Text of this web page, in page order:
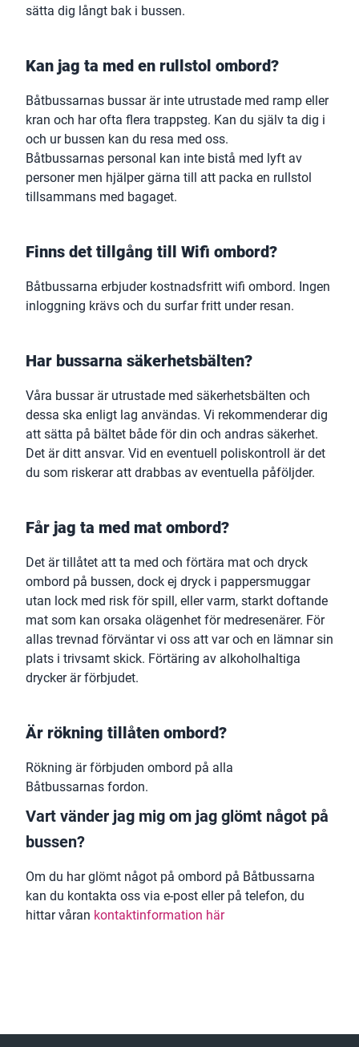
sätta dig långt bak i bussen.
Kan jag ta med en rullstol ombord?
Båtbussarnas bussar är inte utrustade med ramp eller
kran och har ofta flera trappsteg. Kan du själv ta dig i
och ur bussen kan du resa med oss.
Båtbussarnas personal kan inte bistå med lyft av
personer men hjälper gärna till att packa en rullstol
tillsammans med bagaget.
Finns det tillgång till Wifi ombord?
Båtbussarna erbjuder kostnadsfritt wifi ombord. Ingen
inloggning krävs och du surfar fritt under resan.
Har bussarna säkerhetsbälten?
Våra bussar är utrustade med säkerhetsbälten och
dessa ska enligt lag användas. Vi rekommenderar dig
att sätta på bältet både för din och andras säkerhet.
Det är ditt ansvar. Vid en eventuell poliskontroll är det
du som riskerar att drabbas av eventuella påföljder.
Får jag ta med mat ombord?
Det är tillåtet att ta med och förtära mat och dryck
ombord på bussen, dock ej dryck i pappersmuggar
utan lock med risk för spill, eller varm, starkt doftande
mat som kan orsaka olägenhet för medresenärer. För
allas trevnad förväntar vi oss att var och en lämnar sin
plats i trivsamt skick. Förtäring av alkoholhaltiga
drycker är förbjudet.
Är rökning tillåten ombord?
Rökning är förbjuden ombord på alla
Båtbussarnas fordon.
Vart vänder jag mig om jag glömt något på
bussen?
Om du har glömt något på ombord på Båtbussarna
kan du kontakta oss via e-post eller på telefon, du
hittar våran kontaktinformation här